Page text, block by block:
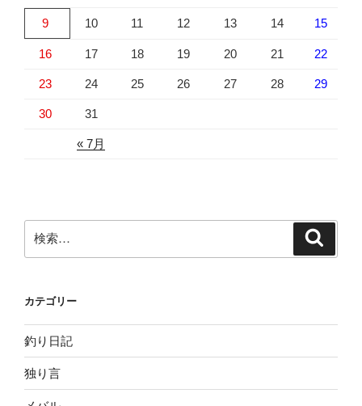
« 7月
9 10 11 12 13 14 15
16 17 18 19 20 21 22
23 24 25 26 27 28 29
30 31
検
索:
カテゴリー
釣り日記
独り言